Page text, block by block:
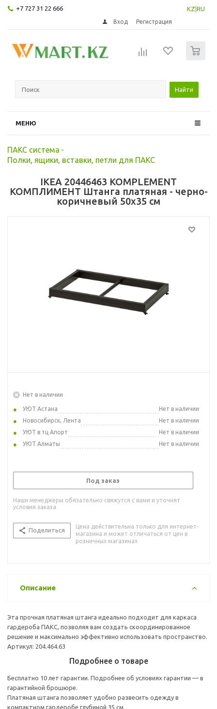
+7 727 31 22 666 KZ RU
Вход Регистрация
Найти
МЕНЮ
ПАКС система -
Полки, ящики, вставки, петли для ПАКС
IKEA 20446463 KOMPLEMENT
КОМПЛИМЕНТ Штанга платяная - черно-
коричневый 50x35 см
Нет в наличии
УЮТ Астана
Нет в наличии
Новосибирск, Лента
Нет в наличии
УЮТ в тц Апорт
Нет в наличии
УЮТ Алматы
Нет в наличии
Под заказ
Наши менеджеры обязательно свяжутся с вами и уточнят
условия заказа
Поделиться
Цена действительна только для интернет-
магазина и может отличаться от цен в
розничных магазинах
Описание
Эта прочная платяная штанга идеально подходит для каркаса
гардероба ПАКС, позволяя вам создать скоординированное
решение и максимально эффективно использовать пространство.
Артикул: 204.464.63
Подробнее о товаре
Бесплатно 10 лет гарантии. Подробнее об условиях гарантии — в
гарантийной брошюре.
Платяная штанга позволяет удобно развесить одежду в
компактном гардеробе глубиной 35 см.